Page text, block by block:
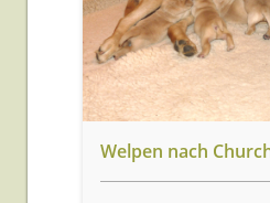
Welpen nach